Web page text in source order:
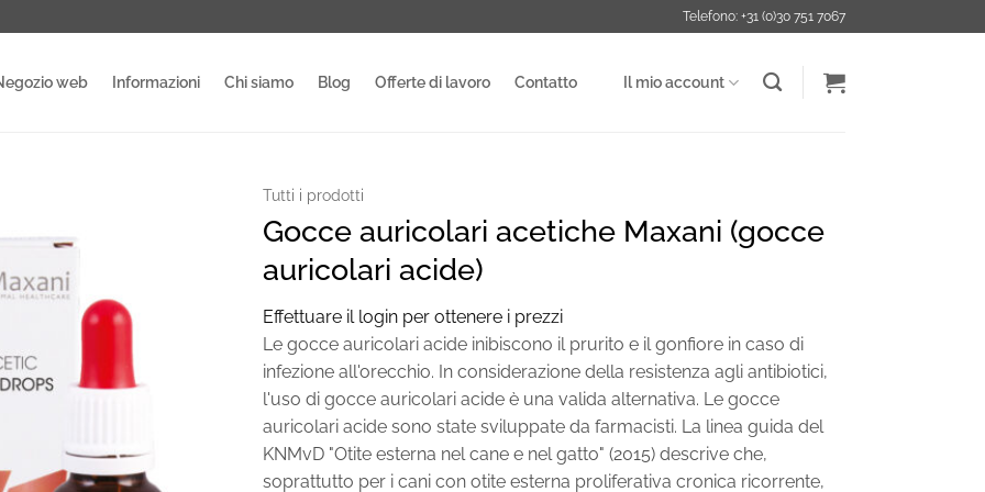
Telefono: +31 (0)30 751 7067
web Informazioni Chi siamo Blog Offerte di lavoro Contatto Il mio account
Tutti i prodotti
Gocce auricolari acetiche Maxani (gocce
auricolari acide)
Effettuare il login per ottenere i prezzi
Le gocce auricolari acide inibiscono il prurito e il gonfiore in caso di
infezione all'orecchio. In considerazione della resistenza agli antibiotici,
l'uso di gocce auricolari acide è una valida alternativa. Le gocce
auricolari acide sono state sviluppate da farmacisti. La linea guida del
KNMvD "Otite esterna nel cane e nel gatto" (2015) descrive che,
soprattutto per i cani con otite esterna proliferativa cronica ricorrente,